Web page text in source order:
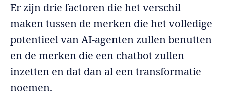
Er zijn drie factoren die het verschil
maken tussen de merken die het volledige
potentieel van AI-agenten zullen benutten
en de merken die een chatbot zullen
inzetten en dat dan al een transformatie
noemen.